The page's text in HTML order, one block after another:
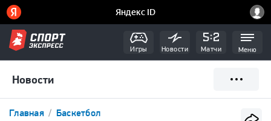
Игры Новости Матчи Меню
Новости
Главная Баскетбол